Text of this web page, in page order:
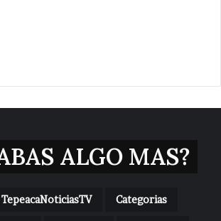
ALGO MAS?
Categorias